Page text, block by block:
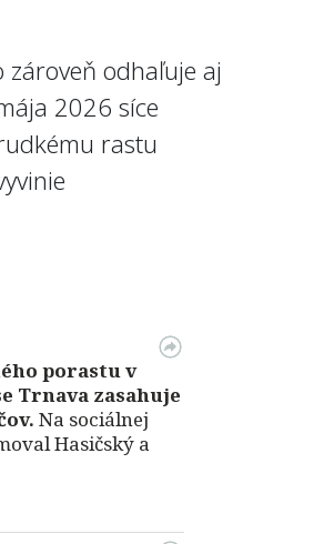
odhaľuje aj
2026 síce
rastu
porastu v
Trnava zasahuje
Na sociálnej
Hasičský a